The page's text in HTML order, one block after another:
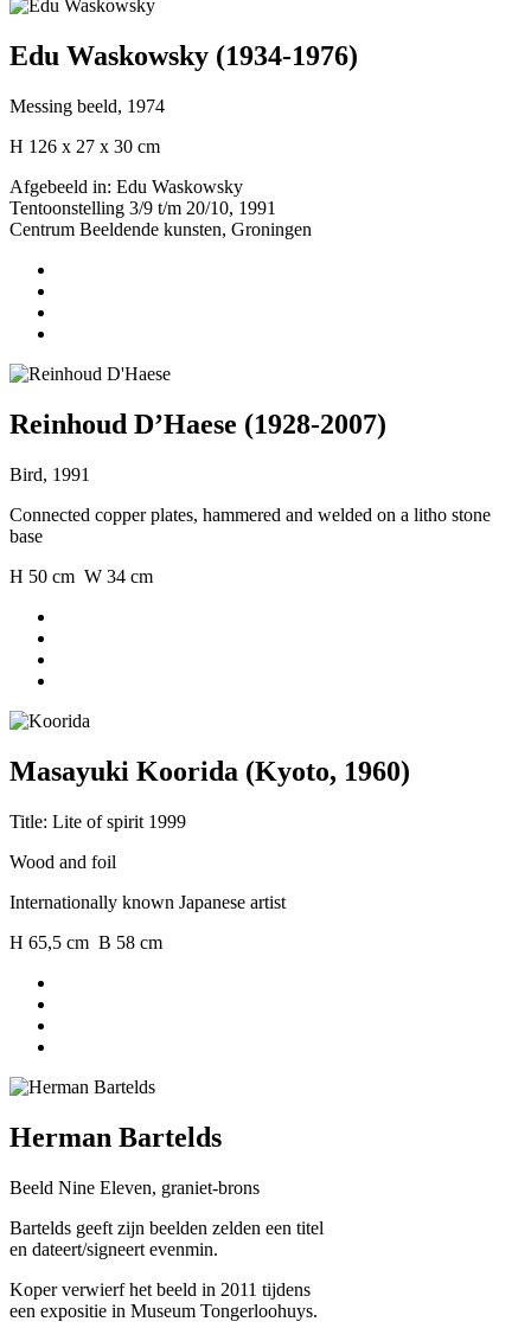
Edu Waskowsky (1934-1976)
Messing beeld, 1974
H 126 x 27 x 30 cm
Afgebeeld in: Edu Waskowsky
Tentoonstelling 3/9 t/m 20/10, 1991
Centrum Beeldende kunsten, Groningen
Reinhoud D’Haese (1928-2007)
Bird, 1991
Connected copper plates, hammered and welded on a litho stone
base
H 50 cm W 34 cm
Masayuki Koorida (Kyoto, 1960)
Title: Lite of spirit 1999
Wood and foil
Internationally known Japanese artist
H 65,5 cm B 58 cm
Herman Bartelds
Beeld Nine Eleven, graniet-brons
Bartelds geeft zijn beelden zelden een titel
en dateert/signeert evenmin.
Koper verwierf het beeld in 2011 tijdens
een expositie in Museum Tongerloohuys.